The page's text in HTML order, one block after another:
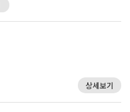
상세보기